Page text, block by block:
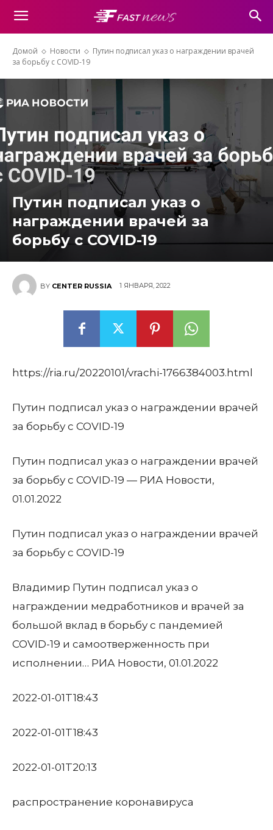
Домой Новости
Путин подписал указ о награждении врачей
за борьбу с COVID-19
Путин подписал указ о
награждении врачей за
борьбу с COVID-19
BY CENTER RUSSIA 1 ЯНВАРЯ, 2022
https://ria.ru/20220101/vrachi-1766384003.html
Путин подписал указ о награждении врачей
за борьбу с COVID-19
Путин подписал указ о награждении врачей
за борьбу с COVID-19 — РИА Новости,
01.01.2022
Путин подписал указ о награждении врачей
за борьбу с COVID-19
Владимир Путин подписал указ о
награждении медработников и врачей за
большой вклад в борьбу с пандемией
COVID-19 и самоотверженность при
исполнении… РИА Новости, 01.01.2022
2022-01-01T18:43
2022-01-01T18:43
2022-01-01T20:13
распространение коронавируса